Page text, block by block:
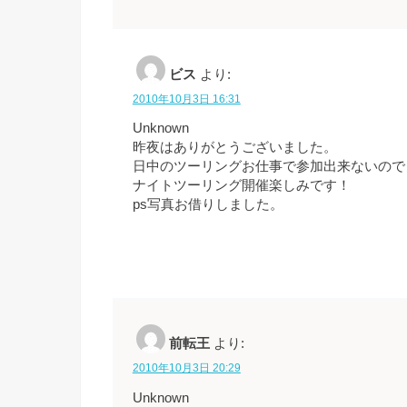
ビス より:
2010年10月3日 16:31
Unknown
昨夜はありがとうございました。
日中のツーリングお仕事で参加出来ないので
ナイトツーリング開催楽しみです！
ps写真お借りしました。
前転王 より:
2010年10月3日 20:29
Unknown